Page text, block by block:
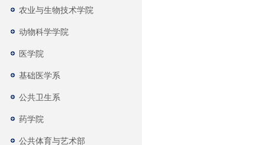
农业与生物技术学院
动物科学学院
医学院
基础医学系
公共卫生系
药学院
公共体育与艺术部